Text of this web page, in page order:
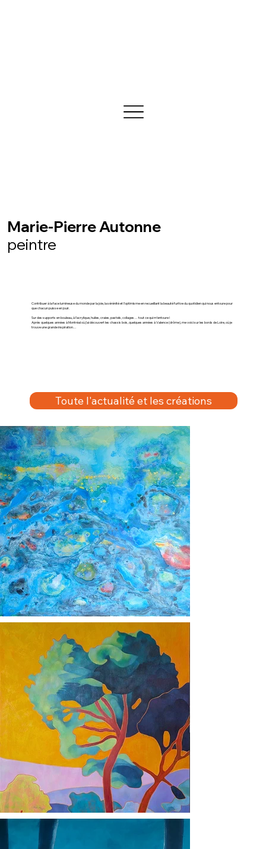
Marie-Pierre Autonne
peintre
Contribuer à la face lumineuse du monde par la joie, la sérénitéet l’optimisme en recueillant la beauté furtive du quotidien qui nous entoure pour
que chacun puisse en jouir.
Sur des supports en bouleau, à l’acrylique, huiles, craies,pastels, collages… tout ce qui m’entoure !
Après quelques années à Montréal où j'ai découvert leschassis bois, quelques années à Valence (drôme), me voici sur les bords de Loire, où je
trouve une grande inspiration…
Toute l'actualité et les créations